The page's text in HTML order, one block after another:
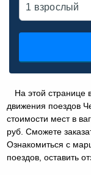
На этой странице
движения поездов
стоимости мест в
руб. Сможете
Ознакомиться с
поездов, оставить